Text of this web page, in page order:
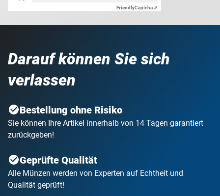
FriendlyCaptcha ⇗
Darauf können Sie sich
verlassen
Bestellung ohne Risiko
Sie können Ihre Artikel innerhalb von 14 Tagen garantiert
zurückgeben!
Geprüfte Qualität
Alle Münzen werden von Experten auf Echtheit und
Qualität geprüft!